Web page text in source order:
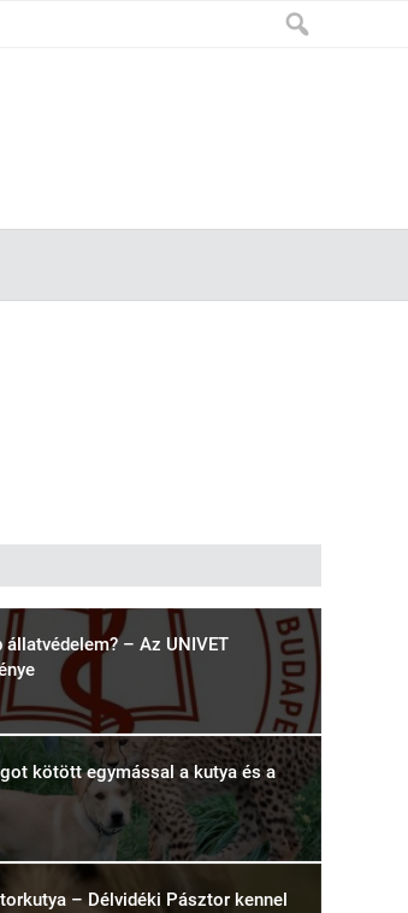
állatvédelem? – Az UNIVET
kötött egymással a kutya és a
– Délvidéki Pásztor kennel